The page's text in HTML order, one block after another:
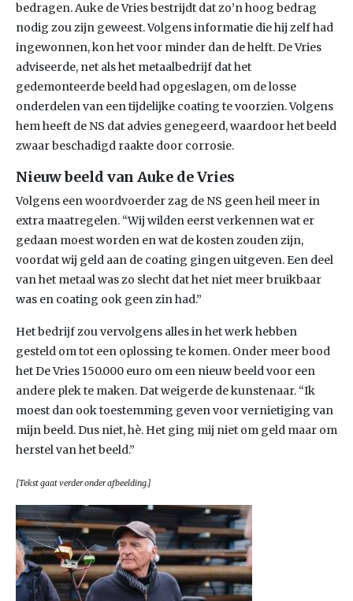
bedragen. Auke de Vries bestrijdt dat zo’n hoog bedrag
nodig zou zijn geweest. Volgens informatie die hij zelf had
ingewonnen, kon het voor minder dan de helft. De Vries
adviseerde, net als het metaalbedrijf dat het
gedemonteerde beeld had opgeslagen, om de losse
onderdelen van een tijdelijke coating te voorzien. Volgens
hem heeft de NS dat advies genegeerd, waardoor het beeld
zwaar beschadigd raakte door corrosie.
Nieuw beeld van Auke de Vries
Volgens een woordvoerder zag de NS geen heil meer in
extra maatregelen. “Wij wilden eerst verkennen wat er
gedaan moest worden en wat de kosten zouden zijn,
voordat wij geld aan de coating gingen uitgeven. Een deel
van het metaal was zo slecht dat het niet meer bruikbaar
was en coating ook geen zin had.”
Het bedrijf zou vervolgens alles in het werk hebben
gesteld om tot een oplossing te komen. Onder meer bood
het De Vries 150.000 euro om een nieuw beeld voor een
andere plek te maken. Dat weigerde de kunstenaar. “Ik
moest dan ook toestemming geven voor vernietiging van
mijn beeld. Dus niet, hè. Het ging mij niet om geld maar om
herstel van het beeld.”
[Tekst gaat verder onder afbeelding.]